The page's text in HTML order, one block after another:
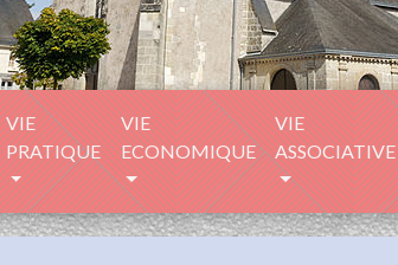
VIE
PRATIQUE
VIE
ECONOMIQUE
VIE
ASSOCIATIVE